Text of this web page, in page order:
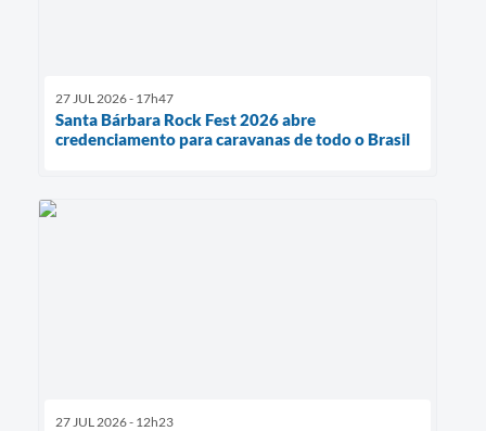
27 JUL 2026 - 17h47
Santa Bárbara Rock Fest 2026 abre
credenciamento para caravanas de todo o Brasil
27 JUL 2026 - 12h23